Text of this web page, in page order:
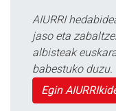
AIURRI
jaso eta
albisteak
babestuko duzu.
Egin